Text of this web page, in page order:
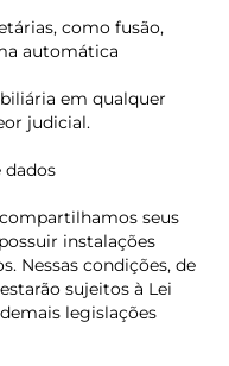
como fusão,
automática
em qualquer
judicial.
dados
seus
instalações
Nessas condições, de
sujeitos à Lei
legislações